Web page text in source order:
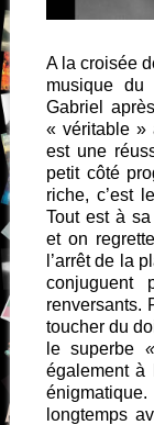
A la croisée
musique
Gabriel
« véritable »
est une
petit côté
riche, c’est
Tout est à
et on
l’arrêt de la
conjuguent
renversants.
toucher du
le superbe
également à
longtemps